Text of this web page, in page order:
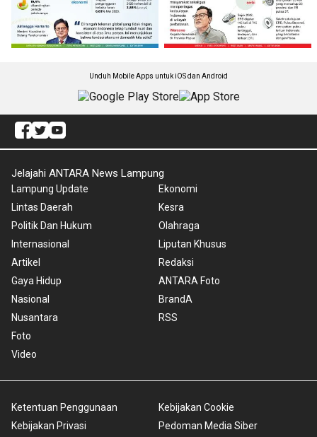
Unduh Mobile Apps untuk iOS dan Android
Jelajahi ANTARA News Lampung
Lampung Update
Lintas Daerah
Politik Dan Hukum
Internasional
Artikel
Gaya Hidup
Nasional
Nusantara
Foto
Video
Ekonomi
Kesra
Olahraga
Liputan Khusus
Redaksi
ANTARA Foto
BrandA
RSS
Ketentuan Penggunaan
Kebijakan Privasi
Kebijakan Cookie
Pedoman Media Siber